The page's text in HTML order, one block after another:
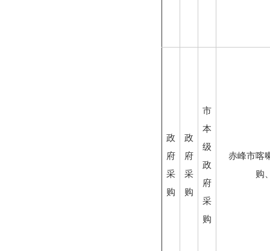
政
府
采
购
政
府
采
购
市
本
级
政
府
采
购
赤峰市喀
购